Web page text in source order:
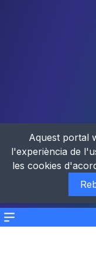
Menu
Aquest portal
l'experiència de
les cookies